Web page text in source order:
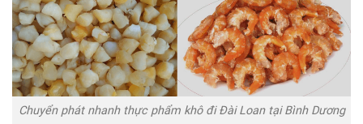
Chuyển phát nhanh thực phẩm khô đi Đài Loan tại Bình Dương